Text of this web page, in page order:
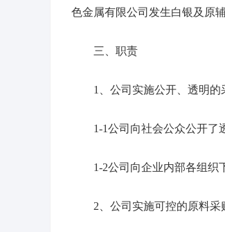
色金属有限公司发生白银及原
三、职责
1、公司实施公开、透明的
1-1公司向社会公众公开了透
1-2公司向企业内部各组织下
2、公司实施可控的原料采